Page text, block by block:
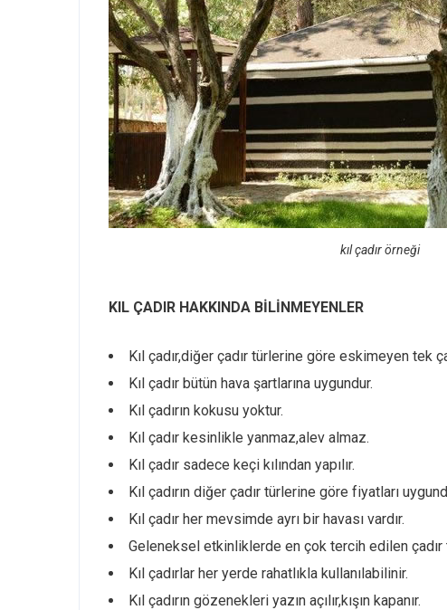
kıl çadır örneği
KIL ÇADIR HAKKINDA BİLİNMEYENLER
Kıl çadır,diğer çadır türlerine göre eskimeyen tek
Kıl çadır bütün hava şartlarına uygundur.
Kıl çadırın kokusu yoktur.
Kıl çadır kesinlikle yanmaz,alev almaz.
Kıl çadır sadece keçi kılından yapılır.
Kıl çadırın diğer çadır türlerine göre fiyatları
Kıl çadır her mevsimde ayrı bir havası vardır.
Geleneksel etkinliklerde en çok tercih edilen çadır
Kıl çadırlar her yerde rahatlıkla kullanılabilinir.
Kıl çadırın gözenekleri yazın açılır,kışın kapanır.